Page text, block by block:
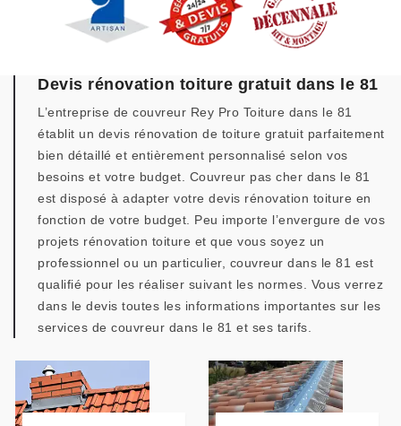
Devis rénovation toiture gratuit dans le 81
L’entreprise de couvreur Rey Pro Toiture dans le 81
établit un devis rénovation de toiture gratuit parfaitement
bien détaillé et entièrement personnalisé selon vos
besoins et votre budget. Couvreur pas cher dans le 81
est disposé à adapter votre devis rénovation toiture en
fonction de votre budget. Peu importe l’envergure de vos
projets rénovation toiture et que vous soyez un
professionnel ou un particulier, couvreur dans le 81 est
qualifié pour les réaliser suivant les normes. Vous verrez
dans le devis toutes les informations importantes sur les
services de couvreur dans le 81 et ses tarifs.